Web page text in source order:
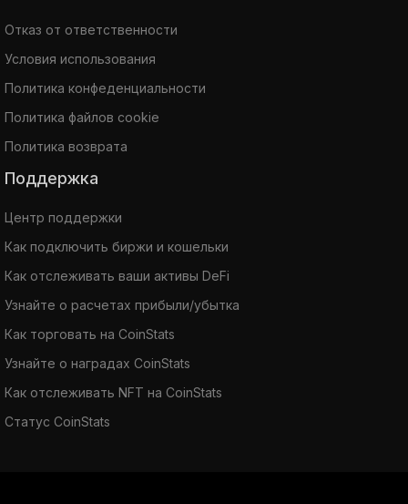
Отказ от ответственности
Условия использования
Политика конфеденциальности
Политика файлов cookie
Политика возврата
Поддержка
Центр поддержки
Как подключить биржи и кошельки
Как отслеживать ваши активы DeFi
Узнайте о расчетах прибыли/убытка
Как торговать на CoinStats
Узнайте о наградах CoinStats
Как отслеживать NFT на CoinStats
Статус CoinStats